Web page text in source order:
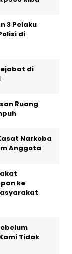
3 Pelaku
di
di
Ruang
Narkoba
Anggota
ke
Tidak